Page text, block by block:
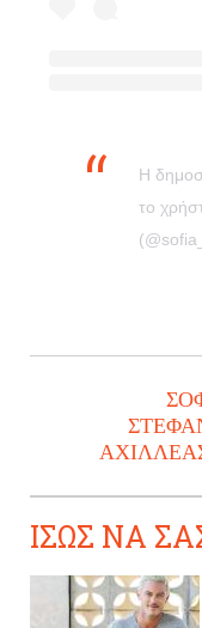
Η
το
ΙΣΩΣ ΝΑ